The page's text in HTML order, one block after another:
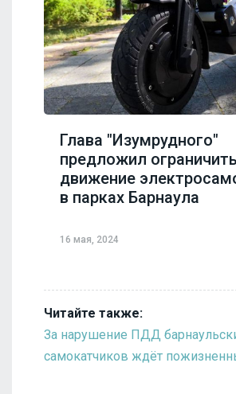
Глава "Изумрудного"
предложил ограничить
движение
в парках Барнаула
16 мая, 2024
Читайте также:
За нарушение ПДД
самокатчиков ждёт